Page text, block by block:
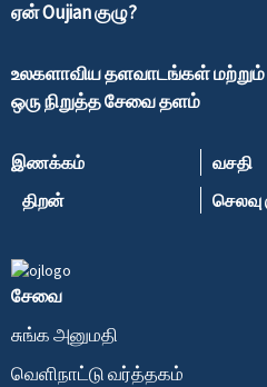
ஏன் Oujian குழு?
உலகளாவிய தளவாடங்கள் மற்றும்
ஒரு நிறுத்த சேவை தளம்
இணக்கம்
வசதி
திறன்
சேவை
சுங்க அனுமதி
வெளிநாட்டு வர்த்தகம்